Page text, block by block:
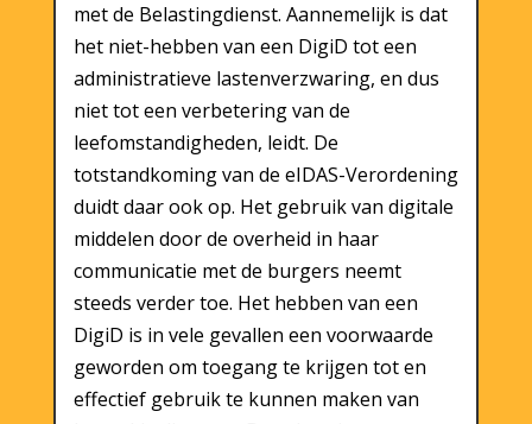
met de Belastingdienst. Aannemelijk is dat
het niet-hebben van een DigiD tot een
administratieve lastenverzwaring, en dus
niet tot een verbetering van de
leefomstandigheden, leidt. De
totstandkoming van de eIDAS-Verordening
duidt daar ook op. Het gebruik van digitale
middelen door de overheid in haar
communicatie met de burgers neemt
steeds verder toe. Het hebben van een
DigiD is in vele gevallen een voorwaarde
geworden om toegang te krijgen tot en
effectief gebruik te kunnen maken van